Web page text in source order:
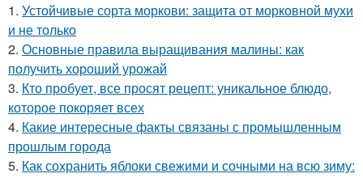
1. Устойчивые сорта моркови: защита от морковной мухи
и не только
2. Основные правила выращивания малины: как
получить хороший урожай
3. Кто пробует, все просят рецепт: уникальное блюдо,
которое покоряет всех
4. Какие интересные факты связаны с промышленным
прошлым города
5. Как сохранить яблоки свежими и сочными на всю зиму: